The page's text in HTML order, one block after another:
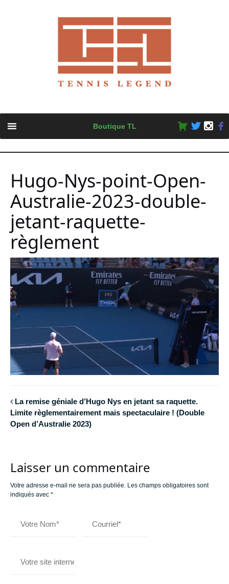
content
Boutique TL
Hugo-Nys-point-Open-
Australie-2023-double-
jetant-raquette-
règlement
La remise géniale d’Hugo Nys en jetant sa raquette.
Limite règlementairement mais spectaculaire ! (Double
Open d’Australie 2023)
Laisser un commentaire
Votre adresse e-mail ne sera pas publiée. Les champs obligatoires sont
indiqués avec *